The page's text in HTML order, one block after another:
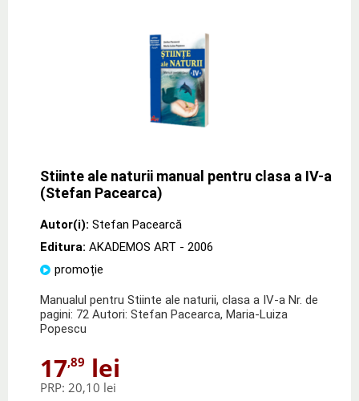
Stiinte ale naturii manual pentru clasa a IV-a
(Stefan Pacearca)
Autor(i): Stefan Pacearcă
Editura: AKADEMOS ART - 2006
promoție
Manualul pentru Stiinte ale naturii, clasa a IV-a Nr. de
pagini: 72 Autori: Stefan Pacearca, Maria-Luiza
Popescu
17,89 lei
PRP: 20,10 lei